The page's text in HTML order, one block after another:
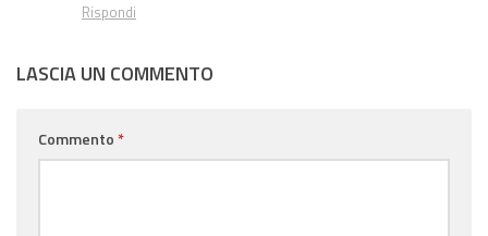
Rispondi
LASCIA UN COMMENTO
Commento *